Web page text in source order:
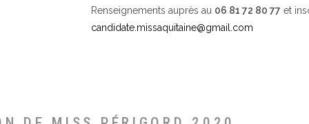
Renseignements auprès au 06 81 72 80 77 et
candidate.missaquitaine@gmail.com